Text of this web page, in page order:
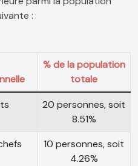
:
% de la population
totale
20 personnes, soit
8.51%
10 personnes, soit
4.26%